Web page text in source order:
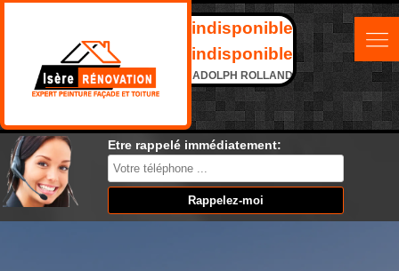
indisponible
indisponible
ADOLPH ROLLAND
Etre rappelé immédiatement: